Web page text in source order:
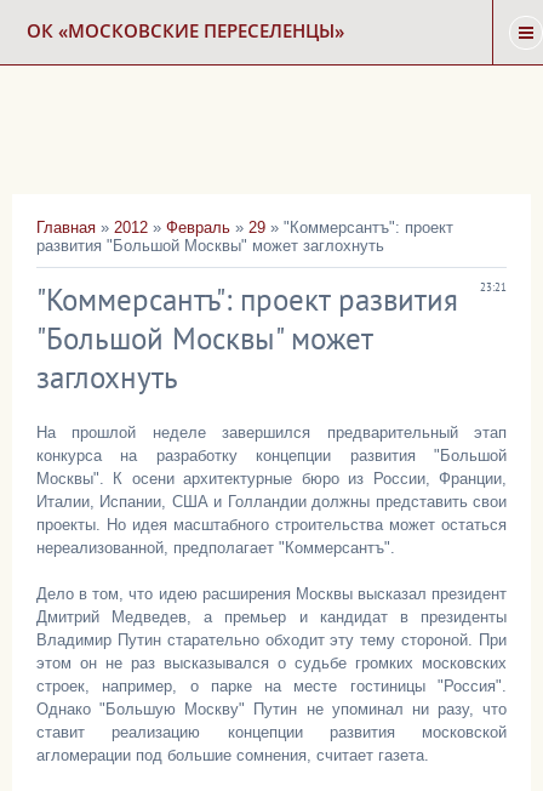
ОК «МОСКОВСКИЕ ПЕРЕСЕЛЕНЦЫ»
КАРТА СНОСА
ФОРУМ
Главная » 2012 » Февраль » 29 » "Коммерсантъ": проект
развития "Большой Москвы" может заглохнуть
23:21
"Коммерсантъ": проект развития
"Большой Москвы" может
заглохнуть
На прошлой неделе завершился предварительный этап
конкурса на разработку концепции развития "Большой
Москвы". К осени архитектурные бюро из России, Франции,
Италии, Испании, США и Голландии должны представить свои
проекты. Но идея масштабного строительства может остаться
нереализованной, предполагает "Коммерсантъ".
Дело в том, что идею расширения Москвы высказал президент
Дмитрий Медведев, а премьер и кандидат в президенты
Владимир Путин старательно обходит эту тему стороной. При
этом он не раз высказывался о судьбе громких московских
строек, например, о парке на месте гостиницы "Россия".
Однако "Большую Москву" Путин не упоминал ни разу, что
ставит реализацию концепции развития московской
агломерации под большие сомнения, считает газета.